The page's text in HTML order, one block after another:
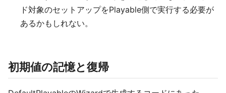
ド対象のセットアップをPlayable側で実行する必要が
あるかもしれない。
初期値の記憶と復帰